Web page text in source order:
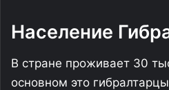
Население
В стране проживает 30
основном это